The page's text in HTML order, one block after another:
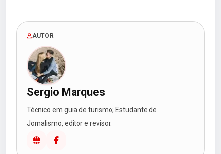
AUTOR
Sergio Marques
Técnico em guia de turismo; Estudante de
Jornalismo, editor e revisor.